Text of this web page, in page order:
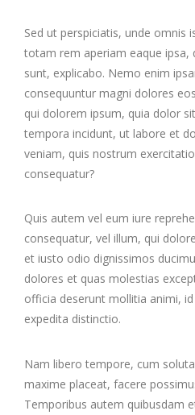
Sed ut perspiciatis, unde
totam rem aperiam eaque ipsa,
sunt, explicabo. Nemo enim
consequuntur magni dolores
qui dolorem ipsum, quia dolor
tempora incidunt, ut labore et
veniam, quis nostrum
consequatur?
Quis autem vel eum iure
consequatur, vel illum, qui
et iusto odio dignissimos
dolores et quas molestias
officia deserunt mollitia animi,
expedita distinctio.
Nam libero tempore, cum
maxime placeat, facere
Temporibus autem quibusdam